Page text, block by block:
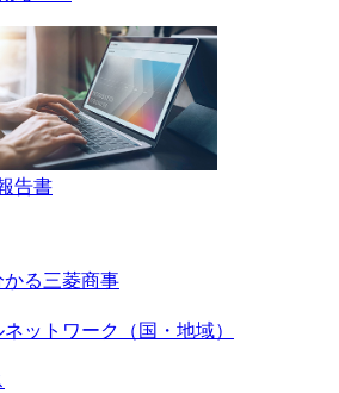
告書
る三菱商事
ットワーク（国・地域）